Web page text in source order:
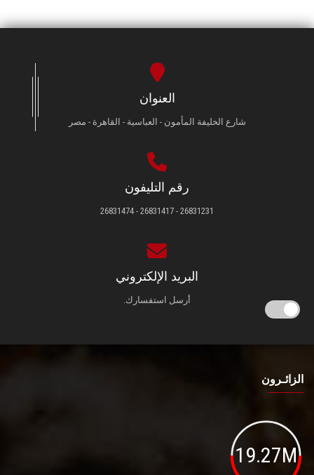
العنوان
شارع الخليفة المأمون - العباسية - القاهرة - مصر
رقم التليفون
26831231 - 26831417 - 26831474
البريد الإلكتروني
أرسل استفسارك.
الزائـرون
19.27M